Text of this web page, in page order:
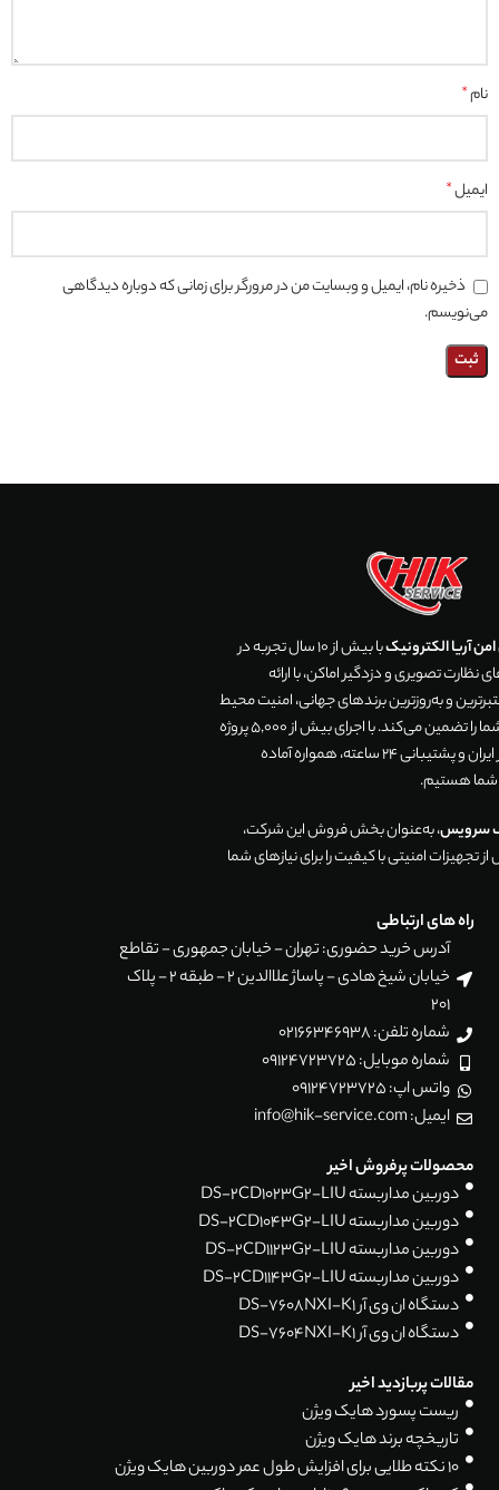
نام*
ایمیل*
ذخیره نام، ایمیل و وبسایت من در مرورگر برای زمانی که دوباره دیدگاهی
می‌نویسم.
آریا الکترونیک
با بیش از 10 سال تجربه در
تصویری و دزدگیر اماکن، با ارائه
و به‌روزترین برندهای جهانی، امنیت محیط
زندگی و تجارت شما را تضمین می‌کند. با اجرای بیش از 5,000 پروژه
موفق در سراسر ایران و پشتیبانی 24 ساعته، همواره آماده
شما هستیم.
سرویس، به‌عنوان بخش فروش این شرکت،
تجهیزات امنیتی با کیفیت را برای نیازهای شما
راه های ارتباطی
آدرس خرید حضوری: تهران - خیابان جمهوری - تقاطع
خیابان شیخ هادی - پاساژ علاالدین 2 - طبقه 2 - پلاک
201
شماره تلفن: 02166346938
شماره موبایل: 09124723725
واتس اپ: 09124723725
ایمیل: info@hik-service.com
محصولات پرفروش اخیر
دوربین مداربسته DS-2CD1023G2-LIU
دوربین مداربسته DS-2CD1043G2-LIU
دوربین مداربسته DS-2CD1123G2-LIU
دوربین مداربسته DS-2CD1143G2-LIU
دستگاه ان وی آر DS-7608NXI-K1
دستگاه ان وی آر DS-7604NXI-K1
مقالات پربازدید اخیر
ریست پسورد هایک ویژن
تاریخچه برند هایک ویژن
۱۰ نکته طلایی برای افزایش طول عمر دوربین هایک ویژن